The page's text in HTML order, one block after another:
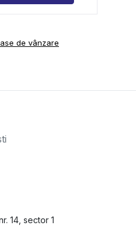
de vânzare
14, sector 1